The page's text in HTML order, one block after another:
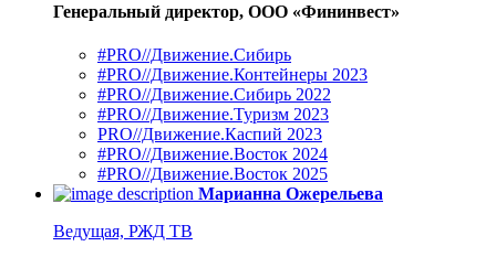
Генеральный директор, ООО «Фининвест»
#PRO//Движение.Сибирь
#PRO//Движение.Контейнеры 2023
#PRO//Движение.Сибирь 2022
#PRO//Движение.Туризм 2023
PRO//Движение.Каспий 2023
#PRO//Движение.Восток 2024
#PRO//Движение.Восток 2025
Марианна Ожерельева
Ведущая, РЖД ТВ